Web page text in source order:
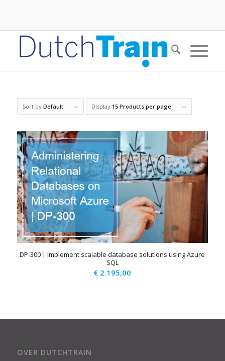
Sort by Default Display 15 Products per page
DP-300 | Implement scalable database solutions using Azure
SQL
€ 2.195,00
OVER DUTCHTRAIN